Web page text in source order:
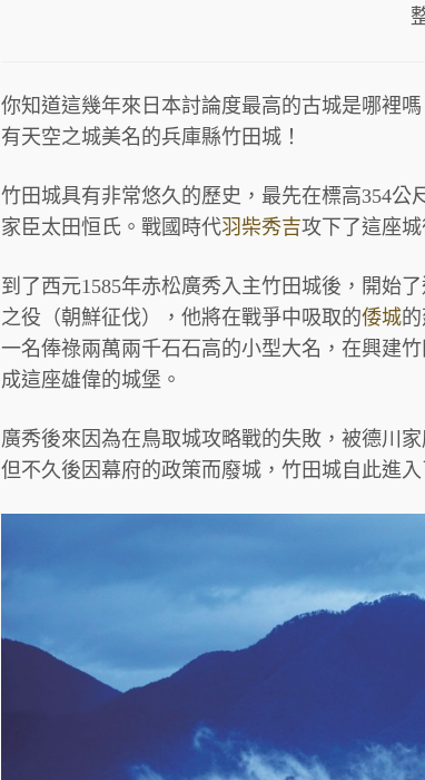
你知道這幾年來日本討論度最高的古城是哪裡
有天空之城美名的兵庫縣竹田城！
竹田城具有非常悠久的歷史，最先在標高354公
家臣太田恒氏。戰國時代羽柴秀吉攻下了這座
到了西元1585年赤松廣秀入主竹田城後，開始
之役（朝鮮征伐），他將在戰爭中吸取的倭城
一名俸祿兩萬兩千石石高的小型大名，在興建
成這座雄偉的城堡。
廣秀後來因為在鳥取城攻略戰的失敗，被德川
但不久後因幕府的政策而廢城，竹田城自此進